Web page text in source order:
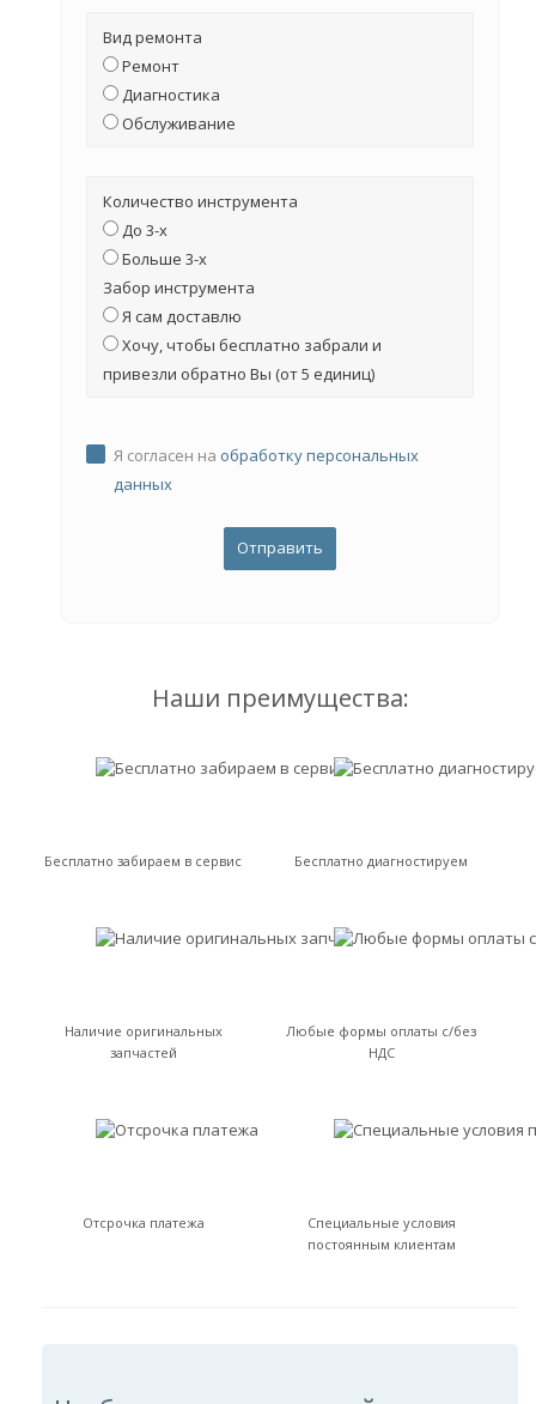
Вид ремонта
Ремонт
Диагностика
Обслуживание
Количество инструмента
До 3-х
Больше 3-х
Забор инструмента
Я сам доставлю
Хочу, чтобы бесплатно забрали и
привезли обратно Вы (от 5 единиц)
Я согласен на обработку персональных
данных
Наши преимущества:
Бесплатно забираем в сервис Бесплатно диагностируем
Наличие оригинальных
запчастей
Любые формы оплаты с/без
НДС
Отсрочка платежа
Специальные условия
постоянным клиентам